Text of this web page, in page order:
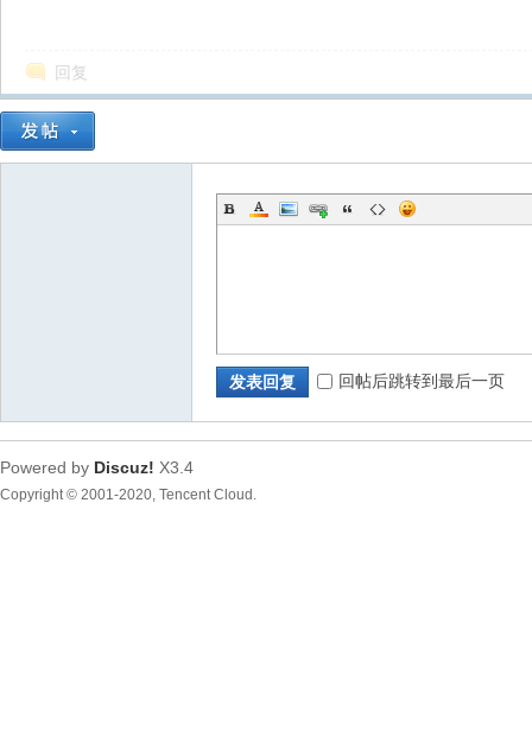
回复
发表回复 回帖后跳转到最后一页
Powered by Discuz! X3.4
Copyright © 2001-2020, Tencent Cloud.